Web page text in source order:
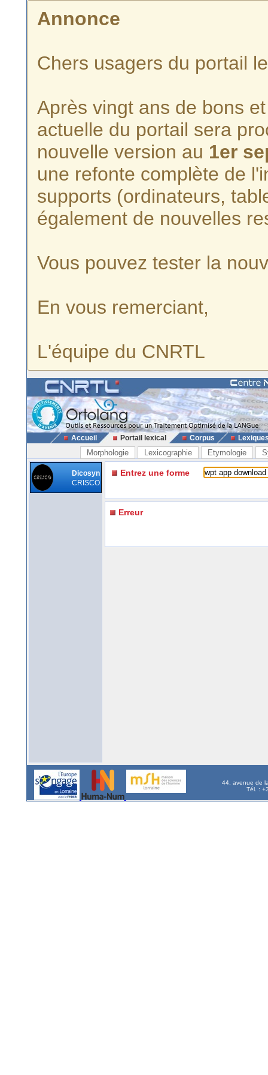
Annonce
Chers usagers du portail
Après vingt ans de bons
actuelle du portail sera
nouvelle version au 1er
une refonte complète de
supports (ordinateurs,
également de nouvelles
Vous pouvez tester la
En vous remerciant,
L'équipe du CNRTL
Accueil Portail lexical Corpus
Morphologie Lexicographie Etymologie
Dicosyn
CRISCO
Entrez une forme
Erreur
44, avenue de
Tél. :